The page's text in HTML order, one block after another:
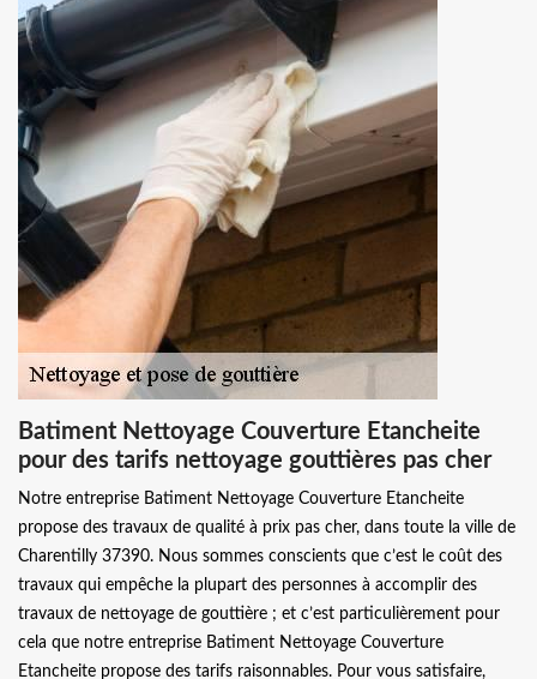
Batiment Nettoyage Couverture Etancheite
pour des tarifs nettoyage gouttières pas cher
Notre entreprise Batiment Nettoyage Couverture Etancheite
propose des travaux de qualité à prix pas cher, dans toute la ville de
Charentilly 37390. Nous sommes conscients que c’est le coût des
travaux qui empêche la plupart des personnes à accomplir des
travaux de nettoyage de gouttière ; et c’est particulièrement pour
cela que notre entreprise Batiment Nettoyage Couverture
Etancheite propose des tarifs raisonnables. Pour vous satisfaire,